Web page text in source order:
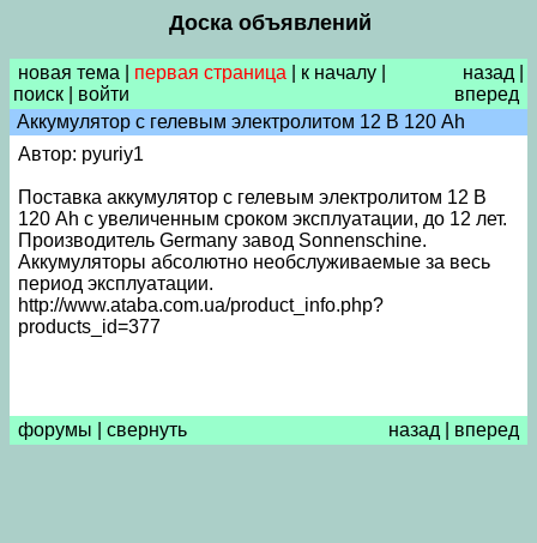
Доска объявлений
новая тема первая страница к началу
поиск
войти
назад
вперед
Аккумулятор с гелевым электролитом 12 В 120 Ah
Автор: pyuriy1
Поставка аккумулятор с гелевым электролитом 12 В
120 Ah с увеличенным сроком эксплуатации, до 12 лет.
Производитель Germany завод Sonnenschine.
Аккумуляторы абсолютно необслуживаемые за весь
период эксплуатации.
http://www.ataba.com.ua/product_info.php?
products_id=377
форумы свернуть назад вперед